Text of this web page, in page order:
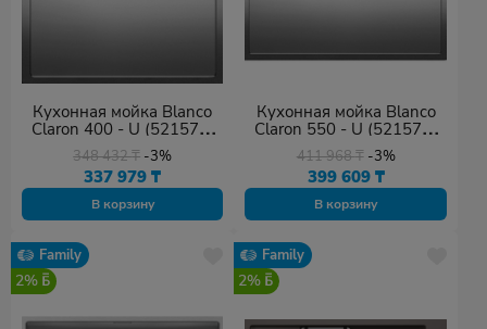
Кухонная мойка Blanco
Claron 400 - U (521573)
серебристый
348 432₸ -3%
337 979₸
В корзину
Кухонная мойка Blanco
Claron 550 - U (521579)
серебристый
411 968₸ -3%
399 609 ₸
В корзину
Family
2%
Family
2%